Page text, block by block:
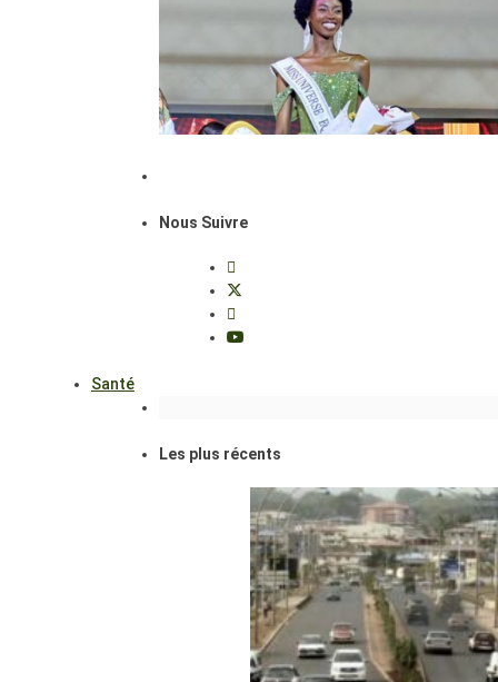
Nous Suivre
Santé
Les plus récents